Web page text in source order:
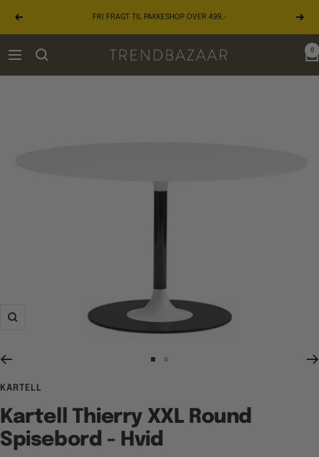
Forrige FRI FRAGT TIL PAKKESHOP OVER 499,-
Navigation TRENDBAZAAR
0
Zoom
KARTELL
Kartell Thierry XXL Round
Spisebord - Hvid